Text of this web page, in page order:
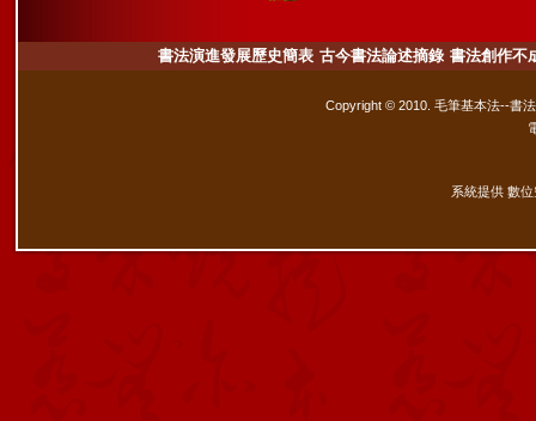
書法演進發展歷史簡表 古今書法論述摘錄 書法創作不
Copyright © 2010. 毛筆基本法--書
系統提供 數